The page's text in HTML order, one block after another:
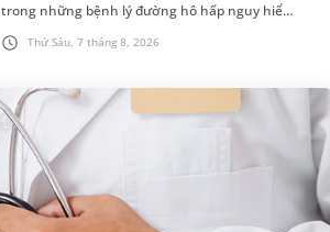
Thứ Sáu, 7 tháng 8, 2026
trong những bệnh lý đường hô hấp nguy hiểm,
thường bùng phát vào thời điểm giao mùa. Khi
những tổn thương ban đầ...